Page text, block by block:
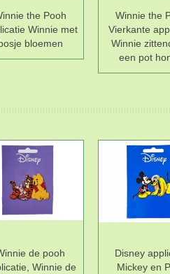
the Pooh
Winnie met
bloemen
Winnie the
Vierkante
Winnie
een pot
de pooh
Winnie de
Disney
Mickey en